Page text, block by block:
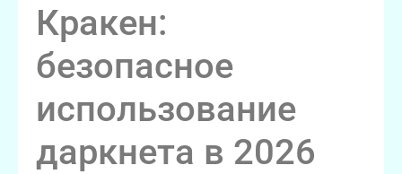
Кракен:
безопасное
использование
даркнета в 2026